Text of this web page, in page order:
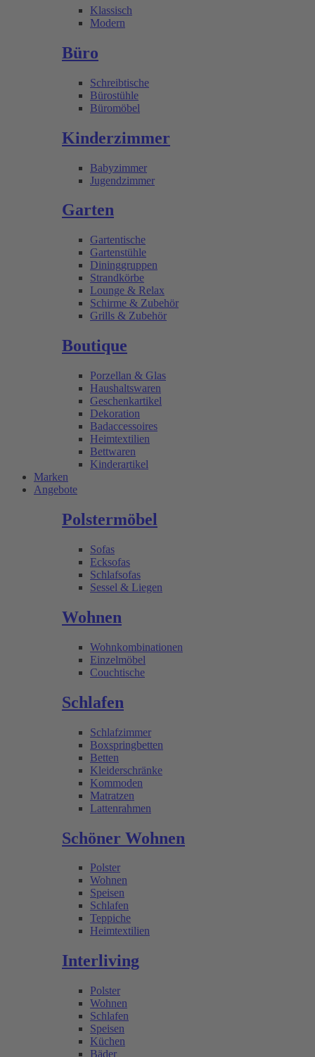
Klassisch
Modern
Büro
Schreibtische
Bürostühle
Büromöbel
Kinderzimmer
Babyzimmer
Jugendzimmer
Garten
Gartentische
Gartenstühle
Dininggruppen
Strandkörbe
Lounge & Relax
Schirme & Zubehör
Grills & Zubehör
Boutique
Porzellan & Glas
Haushaltswaren
Geschenkartikel
Dekoration
Badaccessoires
Heimtextilien
Bettwaren
Kinderartikel
Marken
Angebote
Polstermöbel
Sofas
Ecksofas
Schlafsofas
Sessel & Liegen
Wohnen
Wohnkombinationen
Einzelmöbel
Couchtische
Schlafen
Schlafzimmer
Boxspringbetten
Betten
Kleiderschränke
Kommoden
Matratzen
Lattenrahmen
Schöner Wohnen
Polster
Wohnen
Speisen
Schlafen
Teppiche
Heimtextilien
Interliving
Polster
Wohnen
Schlafen
Speisen
Küchen
Bäder